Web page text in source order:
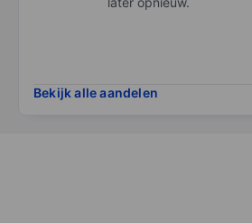
Bekijk alle aandelen